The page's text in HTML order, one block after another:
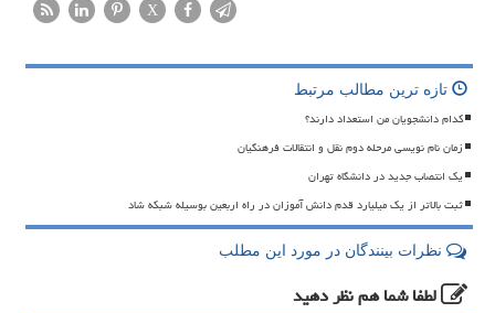
X
تازه ترین مطالب مرتبط
کدام دانشجویان من استعداد دارند؟
زمان نام نویسی مرحله دوم نقل و انتقالات فرهنگیان
یک انتصاب جدید در دانشگاه تهران
ثبت بالاتر از یک میلیارد قدم دانش آموزان در راه اربعین بوسیله شبکه شاد
نظرات بینندگان در مورد این مطلب
لطفا شما همنظر دهید